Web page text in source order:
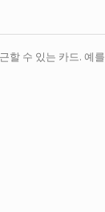
할 수 있는 카드. 예